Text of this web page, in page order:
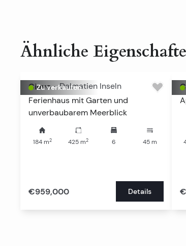
Ähnliche
Zu verkaufen
Ciovo - Dalmatien Inseln
Ferienhaus mit Garten und
unverbaubarem Meerblick
184m2 425m2 6 45m
€959,000 Details